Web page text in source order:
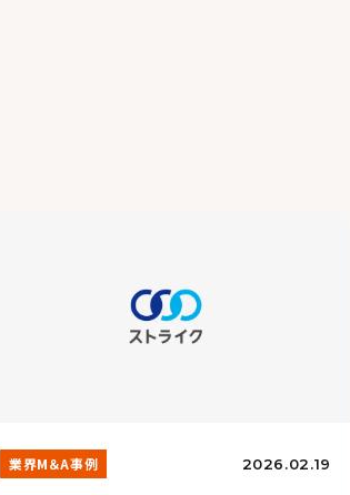
業界M＆A事例 2026.02.19